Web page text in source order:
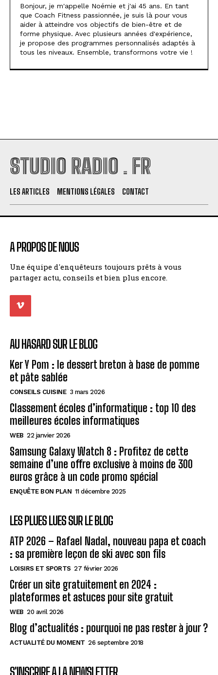
Bonjour, je m'appelle Noémie et j'ai 45 ans. En tant
que Coach Fitness passionnée, je suis là pour vous
aider à atteindre vos objectifs de bien-être et de
forme physique. Avec plusieurs années d'expérience,
je propose des programmes personnalisés adaptés à
tous les niveaux. Ensemble, transformons votre vie !
STUDIO RADIO . FR
LES ARTICLES MENTIONS LÉGALES CONTACT
A PROPOS DE NOUS
Une équipe d'enquêteurs toujours prêts à vous
partager actu, conseils et bien plus encore.
AU HASARD SUR LE BLOG
Ker Y Pom : le dessert breton à base de pomme
et pâte sablée
CONSEILS CUISINE 3 mars 2026
Classement écoles d’informatique : top 10 des
meilleures écoles informatiques
WEB 22 janvier 2026
Samsung Galaxy Watch 8 : Profitez de cette
semaine d’une offre exclusive à moins de 300
euros grâce à un code promo spécial
ENQUÊTE BON PLAN 11 décembre 2025
LES PLUES LUES SUR LE BLOG
ATP 2026 – Rafael Nadal, nouveau papa et coach
: sa première leçon de ski avec son fils
LOISIRS ET SPORTS 27 février 2026
Créer un site gratuitement en 2024 :
plateformes et astuces pour site gratuit
WEB 20 avril 2026
Blog d’actualités : pourquoi ne pas rester à jour ?
ACTUALITÉ DU MOMENT 26 septembre 2018
S'INSCRIRE A LA NEWSLETTER